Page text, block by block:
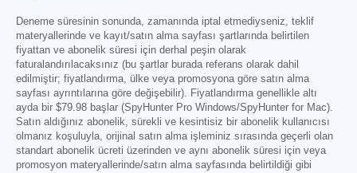
Deneme süresinin sonunda, zamanında iptal etmediyseniz, teklif
materyallerinde ve kayıt/satın alma sayfası şartlarında belirtilen
fiyattan ve abonelik süresi için derhal peşin olarak
faturalandırılacaksınız (bu şartlar burada referans olarak dahil
edilmiştir; fiyatlandırma, ülke veya promosyona göre satın alma
sayfası ayrıntılarına göre değişebilir). Fiyatlandırma genellikle altı
ayda bir $79.98 başlar (SpyHunter Pro Windows/SpyHunter for Mac).
Satın aldığınız abonelik, sürekli ve kesintisiz bir abonelik kullanıcısı
olmanız koşuluyla, orijinal satın alma işleminiz sırasında geçerli olan
standart abonelik ücreti üzerinden ve aynı abonelik süresi için veya
promosyon materyallerinde/satın alma sayfasında belirtildiği gibi